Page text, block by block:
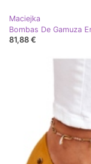
Maciejka
81,88 €